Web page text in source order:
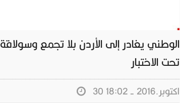
الوطني يغادر إلى الأردن بلا تجمع وسولاقة
تحت الاختبار
30 اكتوبر.2016 - 18:02